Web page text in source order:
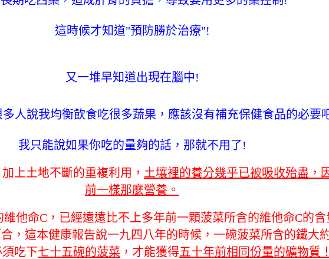
這時候才知道"預防勝於治療"!
又一堆早知道出現在腦中!
多人說我均衡飲食吃很多蔬果，應該沒有補充保健食品的必要
我只能說如果你吃的量夠的話，那就不用了!
上土地不斷的重複利用， 土壤裡的養分幾乎已被吸收殆盡，
前一樣那麼營養。
他命C，已經遠遠比不上多年前一顆菠菜所含的維他命C的
，這本健康報告說一九四八年的時候，一碗菠菜所含的鐵大
吃下七十五碗的菠菜 ，才能獲得五十年前相同份量的礦物質！